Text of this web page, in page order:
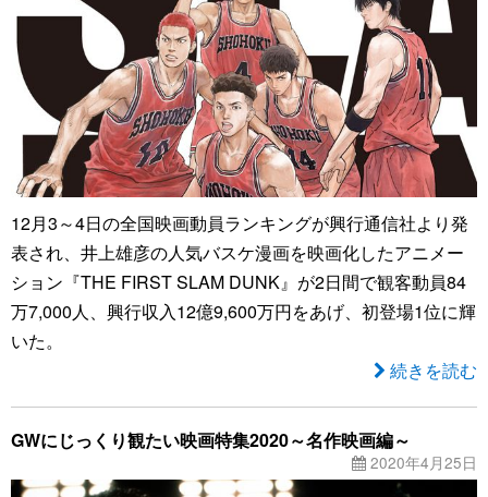
12月3～4日の全国映画動員ランキングが興行通信社より発
表され、井上雄彦の人気バスケ漫画を映画化したアニメー
ション『THE FIRST SLAM DUNK』が2日間で観客動員84
万7,000人、興行収入12億9,600万円をあげ、初登場1位に輝
いた。
続きを読む
GWにじっくり観たい映画特集2020～名作映画編～
2020年4月25日